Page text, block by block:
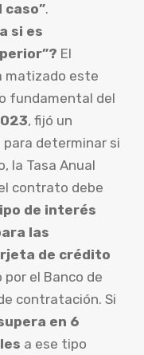
.
si es
El
matizado este
fundamental del
, fijó un
determinar si
la Tasa Anual
contrato debe
de interés
las
de crédito
por el Banco de
contratación. Si
en 6
a ese tipo